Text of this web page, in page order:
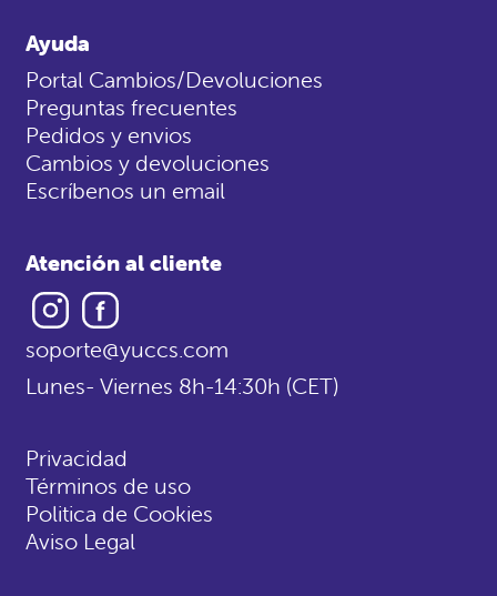
Ayuda
Portal Cambios/Devoluciones
Preguntas frecuentes
Pedidos y envios
Cambios y devoluciones
Escríbenos un email
Atención al cliente
Instagram
soporte@yuccs.com
Lunes- Viernes 8h-14:30h (CET)
Privacidad
Términos de uso
Politica de Cookies
Aviso Legal